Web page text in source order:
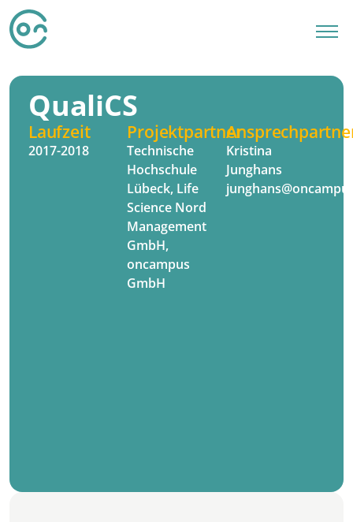
QualiCS
Laufzeit
2017-2018
Projektpartner
Technische
Hochschule
Lübeck, Life
Science Nord
Management
GmbH,
oncampus
GmbH
Kristina
Junghans